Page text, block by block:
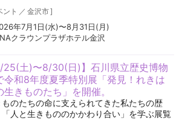
ント ／ 金沢市]
年7月1日(水)〜8月31日(月)
クラウンプラザホテル金沢
25(土)〜8/30(日)】石川県立歴史博物
令和8年度夏季特別展「発見！れきは
生きものたち」を開催。
のたちの命に支えられてきた私たちの歴
「人と生きもののかかわり合い」を学ぶ展覧